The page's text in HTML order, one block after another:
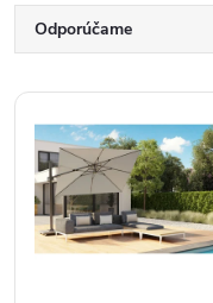
R
a
d
e
n
Odporúčame
Najdrahšie
Abecedne
V
ý
p